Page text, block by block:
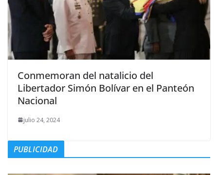
Conmemoran del natalicio del
Libertador Simón Bolívar en el Panteón
Nacional
julio 24, 2024
PUBLICIDAD